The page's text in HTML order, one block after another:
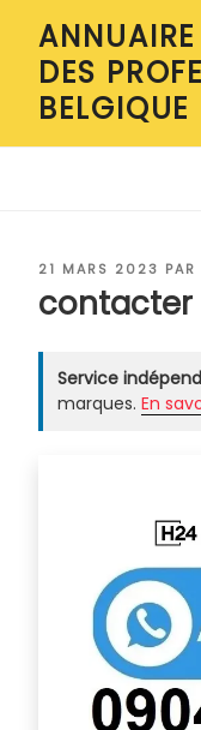
contenu
principal
DES
BELGIQUE
PUBLIÉ
21 MARS 2023 PAR
contacter
Service
marques. En